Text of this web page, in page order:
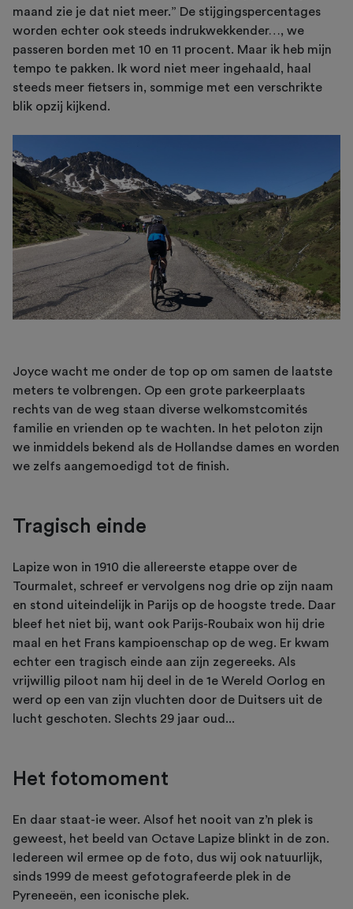
maand zie je dat niet meer.” De stijgingspercentages
worden echter ook steeds indrukwekkender…, we
passeren borden met 10 en 11 procent. Maar ik heb mijn
tempo te pakken. Ik word niet meer ingehaald, haal
steeds meer fietsers in, sommige met een verschrikte
blik opzij kijkend.
Joyce wacht me onder de top op om samen de laatste
meters te volbrengen. Op een grote parkeerplaats
rechts van de weg staan diverse welkomstcomités
familie en vrienden op te wachten. In het peloton zijn
we inmiddels bekend als de Hollandse dames en worden
we zelfs aangemoedigd tot de finish.
Tragisch einde
Lapize won in 1910 die allereerste etappe over de
Tourmalet, schreef er vervolgens nog drie op zijn naam
en stond uiteindelijk in Parijs op de hoogste trede. Daar
bleef het niet bij, want ook Parijs-Roubaix won hij drie
maal en het Frans kampioenschap op de weg. Er kwam
echter een tragisch einde aan zijn zegereeks. Als
vrijwillig piloot nam hij deel in de 1e Wereld Oorlog en
werd op een van zijn vluchten door de Duitsers uit de
lucht geschoten. Slechts 29 jaar oud...
Het fotomoment
En daar staat-ie weer. Alsof het nooit van z’n plek is
geweest, het beeld van Octave Lapize blinkt in de zon.
Iedereen wil ermee op de foto, dus wij ook natuurlijk,
sinds 1999 de meest gefotografeerde plek in de
Pyreneeën, een iconische plek.